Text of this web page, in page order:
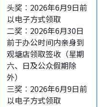
头奖︰2026年6月9日前
以电子方式领取
二奖︰2026年6月30日
前于办公时间内亲身到
观塘店领取签收（星期
六、日及公众假期除
外）
三奖︰2026年6月9日前
以电子方式领取